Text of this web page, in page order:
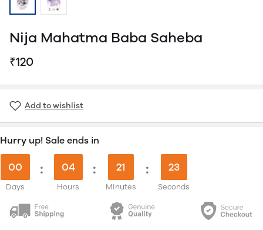
Nija Mahatma Baba Saheba
₹120
Add to wishlist
Hurry up! Sale ends in
00
Days
: 04
Hours
: 21
Minutes
: 23
Seconds